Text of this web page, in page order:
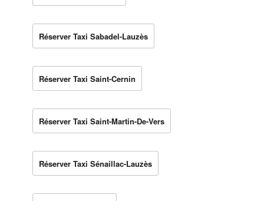
Réserver Taxi Sabadel-Lauzès
Réserver Taxi Saint-Cernin
Réserver Taxi Saint-Martin-De-Vers
Réserver Taxi Sénaillac-Lauzès